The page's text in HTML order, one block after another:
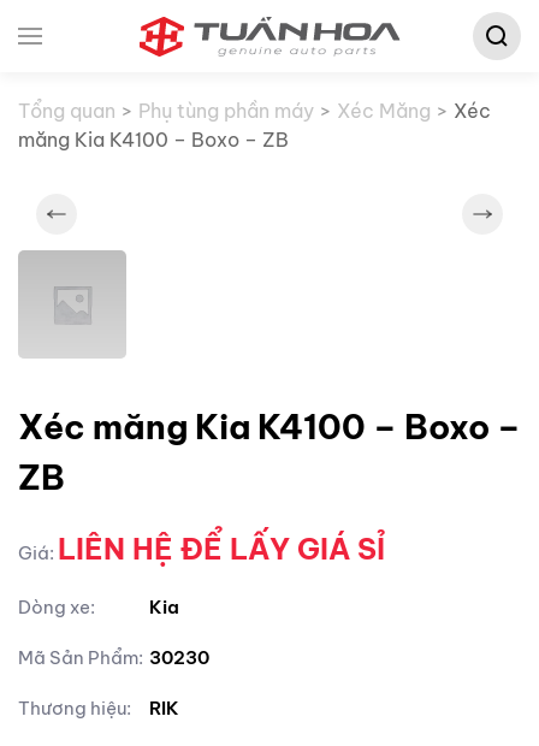
Tìm
Tổng quan
Phụ tùng phần máy Xéc Măng
Xéc
măng Kia K4100 – Boxo – ZB
Xéc măng Kia K4100 – Boxo –
ZB
Giá: LIÊN HỆ ĐỂ LẤY GIÁ SỈ
Dòng xe: Kia
Mã Sản Phẩm: 30230
Thương hiệu: RIK